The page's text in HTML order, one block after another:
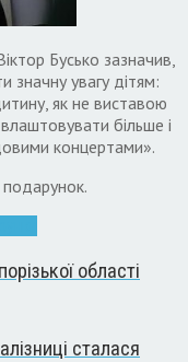
Бусько зазначив,
значну увагу дітям:
як не виставою
більше і
концертами».
області
сталася